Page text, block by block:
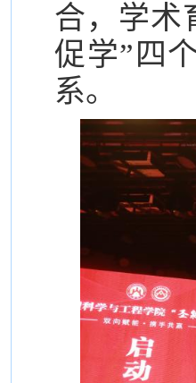
合，学术
促学”四
系。